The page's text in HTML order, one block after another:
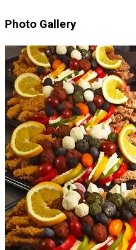
Photo Gallery